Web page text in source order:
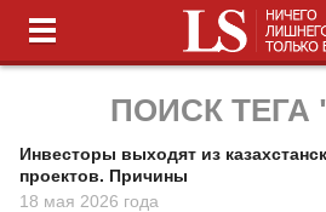
ПОИСК ТЕГА
Инвесторы выходят из
проектов. Причины
18 мая 2026 года